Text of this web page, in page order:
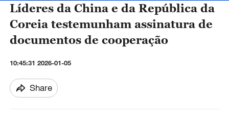
Líderes da China e da República da
Coreia testemunham assinatura de
documentos de cooperação
10:45:31 2026-01-05
Share